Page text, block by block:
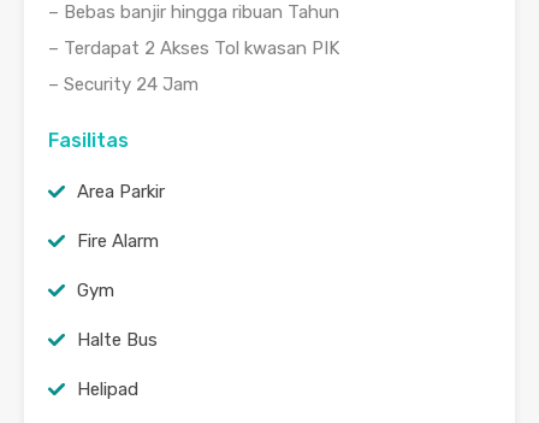
– Bebas banjir hingga ribuan Tahun
– Terdapat 2 Akses Tol kwasan PIK
– Security 24 Jam
Fasilitas
Area Parkir
Fire Alarm
Gym
Halte Bus
Helipad